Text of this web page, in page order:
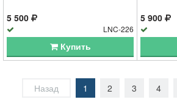
5 500
LNC-226
Купить
5 900
Назад 1 2 3 4